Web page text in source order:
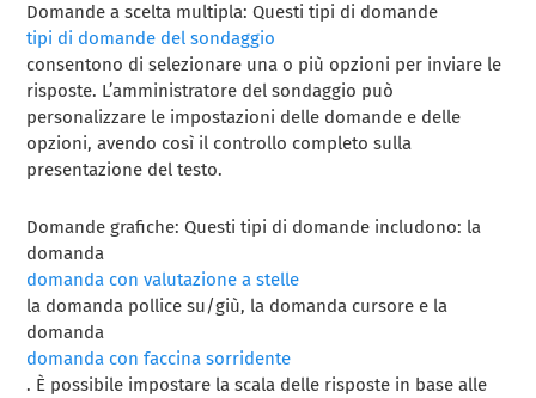
Domande a scelta multipla: Questi tipi di domande
tipi di domande del sondaggio
consentono di selezionare una o più opzioni per inviare le
risposte. L’amministratore del sondaggio può
personalizzare le impostazioni delle domande e delle
opzioni, avendo così il controllo completo sulla
presentazione del testo.
Domande grafiche: Questi tipi di domande includono: la
domanda
domanda con valutazione a stelle
la domanda pollice su/giù, la domanda cursore e la
domanda
domanda con faccina sorridente
. È possibile impostare la scala delle risposte in base alle